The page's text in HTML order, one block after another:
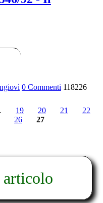
n. 546/92 - Il processo
0 Commenti 118226
19 20 21
22
26 27